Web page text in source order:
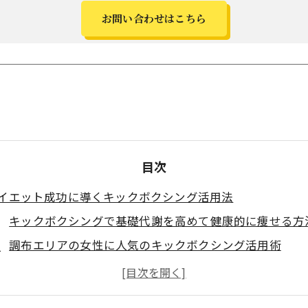
お問い合わせはこちら
目次
エット成功に導くキックボクシング活用法
キックボクシングで基礎代謝を高めて健康的に痩せる方
調布エリアの女性に人気のキックボクシング活用術
キックボクシングによるリバウンド防止と継続の秘訣
ジムと比べたキックボクシングのダイエット効果とは